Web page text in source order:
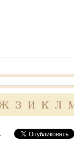
З И К Л